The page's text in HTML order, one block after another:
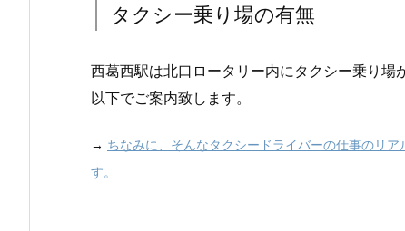
タクシー乗り場の有無
西葛西駅は北口ロータリー内にタクシー乗り場
以下でご案内致します。
→ ちなみに、そんなタクシードライバーの仕事のリ
す。